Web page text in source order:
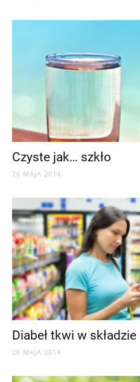
Czyste jak… szkło
26 MAJA 2014
Diabeł tkwi w składzie
26 MAJA 2014